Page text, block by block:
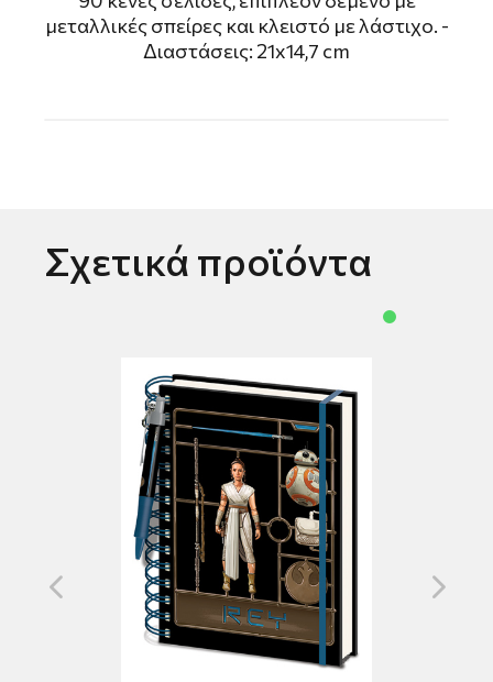
μεταλλικές σπείρες και κλειστό με λάστιχο. -
Διαστάσεις: 21x14,7 cm
Σχετικά προϊόντα